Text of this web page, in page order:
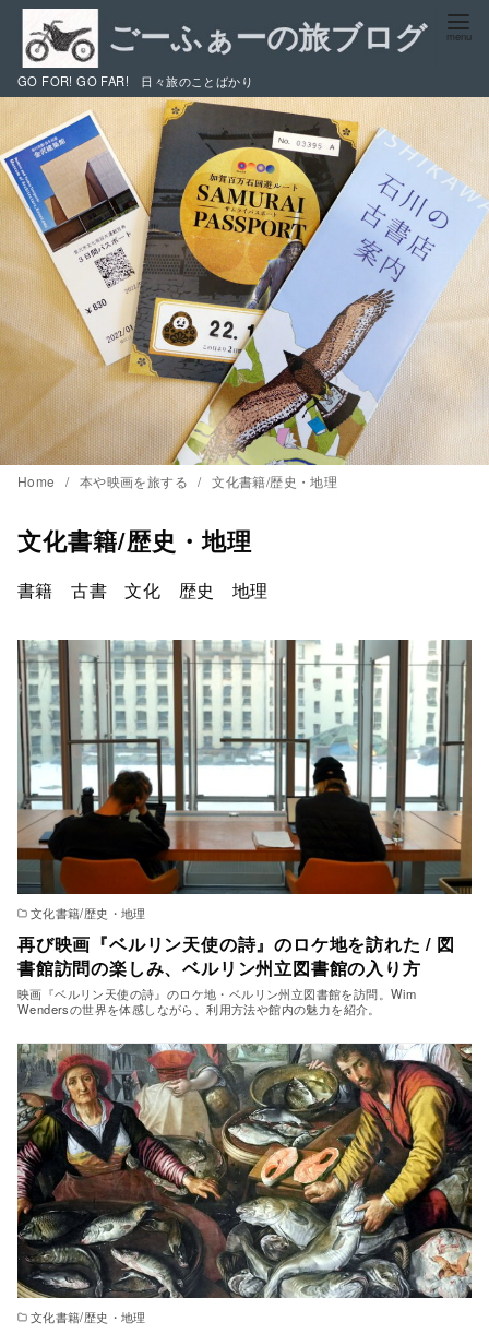
ン
ツ
へ
移
動
GO FOR! GO FAR! 日々旅のことばかり
Home 本や映画を旅する 文化書籍/歴史・地理
文化書籍/歴史・地理
書籍 古書 文化 歴史 地理
文化書籍/歴史・地理
再び映画『ベルリン天使の詩』のロケ地を訪れた / 図
書館訪問の楽しみ、ベルリン州立図書館の入り方
映画『ベルリン天使の詩』のロケ地・ベルリン州立図書館を訪問。Wim
Wendersの世界を体感しながら、利用方法や館内の魅力を紹介。
文化書籍/歴史・地理